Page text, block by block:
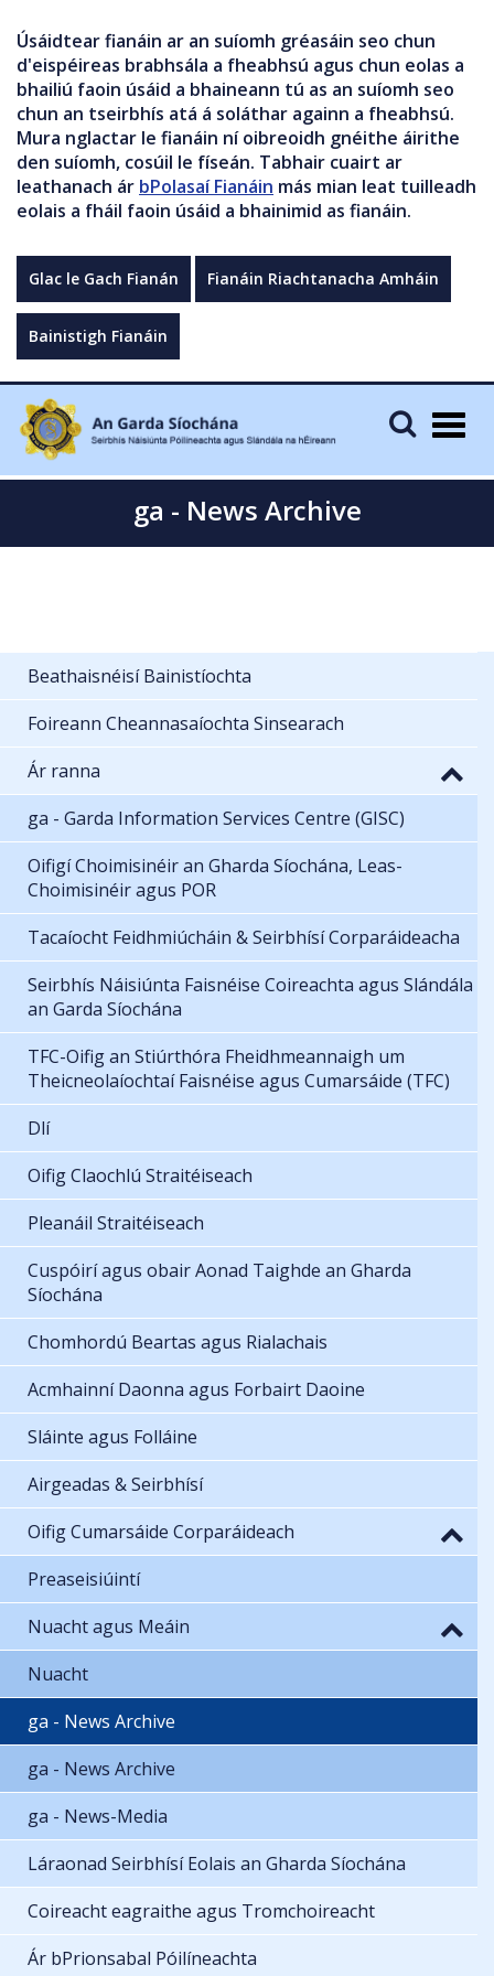
Úsáidtear fianáin ar an suíomh gréasáin seo chun
d'eispéireas brabhsála a fheabhsú agus chun eolas a
bhailiú faoin úsáid a bhaineann tú as an suíomh seo
chun an tseirbhís atá á soláthar againn a fheabhsú.
Mura nglactar le fianáin ní oibreoidh gnéithe áirithe
den suíomh, cosúil le físeán. Tabhair cuairt ar
leathanach ár bPolasaí Fianáin más mian leat tuilleadh
eolais a fháil faoin úsáid a bhainimid as fianáin.
Glac le Gach Fianán Fianáin Riachtanacha Amháin
Bainistigh Fianáin
ga - News Archive
Beathaisnéisí Bainistíochta
Foireann Cheannasaíochta Sinsearach
Ár ranna
ga - Garda Information Services Centre (GISC)
Oifigí Choimisinéir an Gharda Síochána, Leas-
Choimisinéir agus POR
Tacaíocht Feidhmiúcháin & Seirbhísí Corparáideacha
Seirbhís Náisiúnta Faisnéise Coireachta agus Slándála
an Garda Síochána
TFC-Oifig an Stiúrthóra Fheidhmeannaigh um
Theicneolaíochtaí Faisnéise agus Cumarsáide (TFC)
Dlí
Oifig Claochlú Straitéiseach
Pleanáil Straitéiseach
Cuspóirí agus obair Aonad Taighde an Gharda
Síochána
Chomhordú Beartas agus Rialachais
Acmhainní Daonna agus Forbairt Daoine
Sláinte agus Folláine
Airgeadas & Seirbhísí
Oifig Cumarsáide Corparáideach
Preaseisiúintí
Nuacht agus Meáin
Nuacht
ga - News Archive
ga - News Archive
ga - News-Media
Láraonad Seirbhísí Eolais an Gharda Síochána
Coireacht eagraithe agus Tromchoireacht
Ár bPrionsabal Póilíneachta